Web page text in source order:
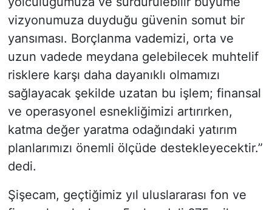
vizyonumuza duyduğu güvenin somut bir
yansıması. Borçlanma vademizi, orta ve
uzun vadede meydana gelebilecek muhtelif
risklere karşı daha dayanıklı olmamızı
sağlayacak şekilde uzatan bu işlem; finansal
ve operasyonel esnekliğimizi artırırken,
katma değer yaratma odağındaki yatırım
planlarımızı önemli ölçüde destekleyecektir.”
dedi.
Şişecam, geçtiğimiz yıl uluslararası fon ve